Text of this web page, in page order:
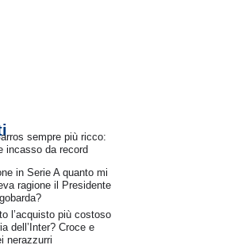
sempre più ricco:
incasso da record
in Serie A quanto mi
ragione il Presidente
l’acquisto più costoso
dell’Inter? Croce e
nerazzurri